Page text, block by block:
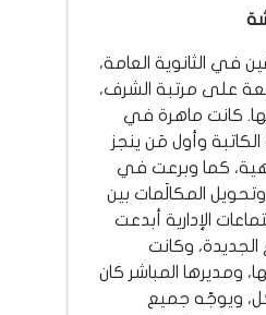
في الثانوية العامة،
على مرتبة الشرف،
كانت ماهرة في
الكاتبة وأول مَن ينجز
كما وبرعت في
المكالَمات بين
الإدارية أبدعت
وكانت
ومديرها المباشر كان
ويوجّه جميع